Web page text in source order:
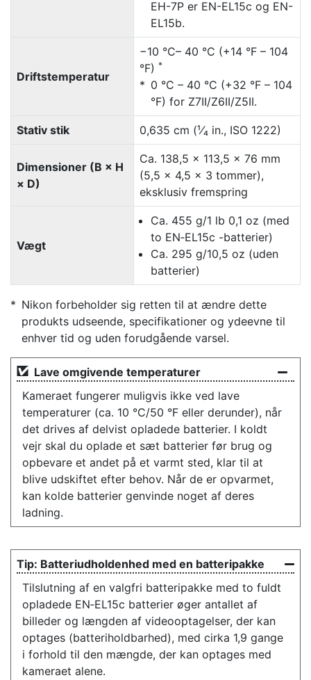
EH-7P er EN-EL15c og EN-
EL15b.
Driftstemperatur
−10 °C– 40 °C (+14 °F – 104
°F) *
0 °C – 40 °C (+32 °F – 104
°F) for Z7II/Z6II/Z5II.
Stativ stik 0,635 cm (¹⁄₄ in., ISO 1222)
Dimensioner (B × H
× D)
Ca. 138,5 × 113,5 × 76 mm
(5,5 × 4,5 × 3 tommer),
eksklusiv fremspring
Vægt
Ca. 455 g/1 lb 0,1 oz (med
to EN‑EL15c -batterier)
Ca. 295 g/10,5 oz (uden
batterier)
Nikon forbeholder sig retten til at ændre dette
produkts udseende, specifikationer og ydeevne til
enhver tid og uden forudgående varsel.
Lave omgivende temperaturer
Kameraet fungerer muligvis ikke ved lave
temperaturer (ca. 10 °C/50 °F eller derunder), når
det drives af delvist opladede batterier. I koldt
vejr skal du oplade et sæt batterier før brug og
opbevare et andet på et varmt sted, klar til at
blive udskiftet efter behov. Når de er opvarmet,
kan kolde batterier genvinde noget af deres
ladning.
Batteriudholdenhed med en batteripakke
Tilslutning af en valgfri batteripakke med to fuldt
opladede EN‑EL15c batterier øger antallet af
billeder og længden af videooptagelser, der kan
optages (batteriholdbarhed), med cirka 1,9 gange
i forhold til den mængde, der kan optages med
kameraet alene.